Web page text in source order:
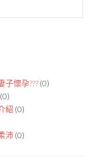
子懷孕??? (0)
(0)
紹 (0)
沛 (0)